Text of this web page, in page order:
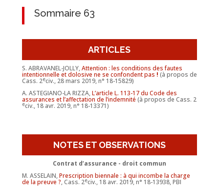
Sommaire 63
ARTICLES
S. ABRAVANEL-JOLLY,Attention : les conditions des fautes
intentionnelle et dolosive ne se confondent pas ! (à propos de
Cass. 2eciv., 28 mars 2019, n° 18-15829)
A. ASTEGIANO-LA RIZZA,L’article L. 113-17 du Code des
assurances et l’affectation de l’indemnité (à propos de Cass. 2
eciv., 18 avr. 2019, n° 18-13371)
NOTES ET OBSERVATIONS
Contrat d’assurance - droit commun
M. ASSELAIN,Prescription biennale : à qui incombe la charge
de la preuve ?, Cass. 2eciv., 18 avr. 2019, n° 18-13938, PBI